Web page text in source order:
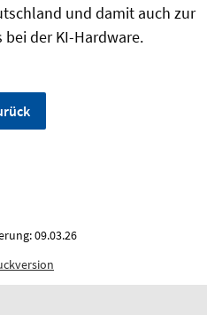
und damit auch zur
der KI-Hardware.
09.03.26